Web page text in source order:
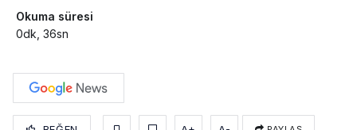
Okuma süresi
0dk, 36sn